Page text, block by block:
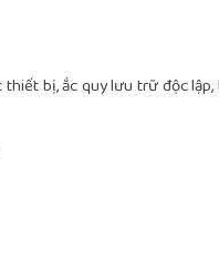
bị, ắc quy lưu trữ độc lập,